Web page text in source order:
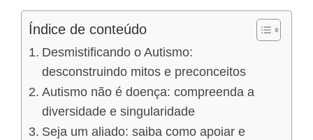
Índice de conteúdo
Desmistificando o Autismo:
desconstruindo mitos e preconceitos
Autismo não é doença: compreenda a
diversidade e singularidade
Seja um aliado: saiba como apoiar e